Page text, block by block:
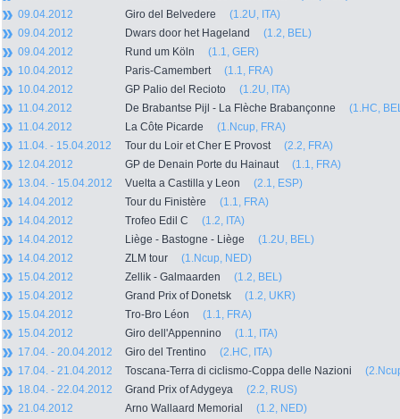
09.04.2012
Giro del Belvedere (1.2U, ITA)
09.04.2012
Dwars door het Hageland (1.2, BEL)
09.04.2012
Rund um Köln (1.1, GER)
10.04.2012
Paris-Camembert (1.1, FRA)
10.04.2012
GP Palio del Recioto (1.2U, ITA)
11.04.2012
De Brabantse Pijl - La Flèche Brabançonne (1.HC,
11.04.2012
La Côte Picarde (1.Ncup, FRA)
11.04. - 15.04.2012
Tour du Loir et Cher E Provost (2.2, FRA)
12.04.2012
GP de Denain Porte du Hainaut (1.1, FRA)
13.04. - 15.04.2012
Vuelta a Castilla y Leon (2.1, ESP)
14.04.2012
Tour du Finistère (1.1, FRA)
14.04.2012
Trofeo Edil C (1.2, ITA)
14.04.2012
Liège - Bastogne - Liège (1.2U, BEL)
14.04.2012
ZLM tour (1.Ncup, NED)
15.04.2012
Zellik - Galmaarden (1.2, BEL)
15.04.2012
Grand Prix of Donetsk (1.2, UKR)
15.04.2012
Tro-Bro Léon (1.1, FRA)
15.04.2012
Giro dell'Appennino (1.1, ITA)
17.04. - 20.04.2012
Giro del Trentino (2.HC, ITA)
17.04. - 21.04.2012
Toscana-Terra di ciclismo-Coppa delle Nazioni
18.04. - 22.04.2012
Grand Prix of Adygeya (2.2, RUS)
21.04.2012
Arno Wallaard Memorial (1.2, NED)